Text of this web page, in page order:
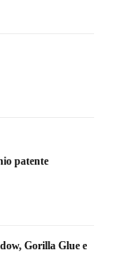
patente
Gorilla Glue e